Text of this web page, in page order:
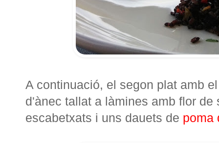
A continuació, el segon plat amb
d'ànec tallat a làmines amb flor
escabetxats i uns dauets de poma